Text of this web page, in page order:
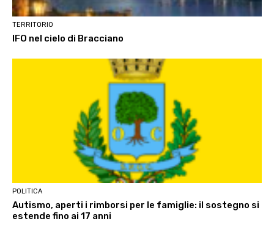
TERRITORIO
IFO nel cielo di Bracciano
POLITICA
Autismo, aperti i rimborsi per le famiglie: il sostegno si
estende fino ai 17 anni